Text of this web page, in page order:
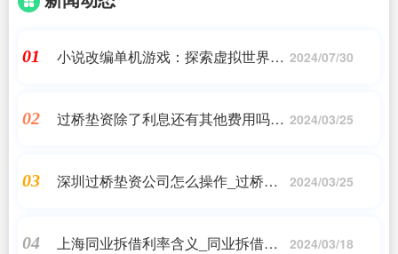
01
小说改编单机游戏：探索虚拟世界中 2024/07/30
02
过桥垫资除了利息还有其他费用吗合 2024/03/25
03
深圳过桥垫资公司怎么操作_过桥怎
2024/03/25
04
上海同业拆借利率含义_同业拆借利
2024/03/18